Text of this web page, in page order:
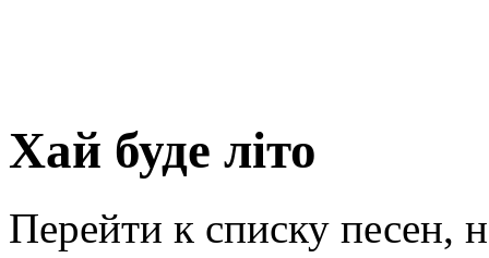
Хай буде літо
Перейти к списку песен,